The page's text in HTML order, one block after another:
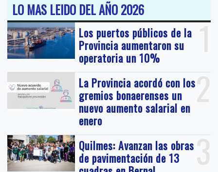
LO MAS LEIDO DEL AÑO 2026
1
Los puertos públicos de la
Provincia aumentaron su
operatoria un 10%
2
La Provincia acordó con los
gremios bonaerenses un
nuevo aumento salarial en
enero
3
Quilmes: Avanzan las obras
de pavimentación de 13